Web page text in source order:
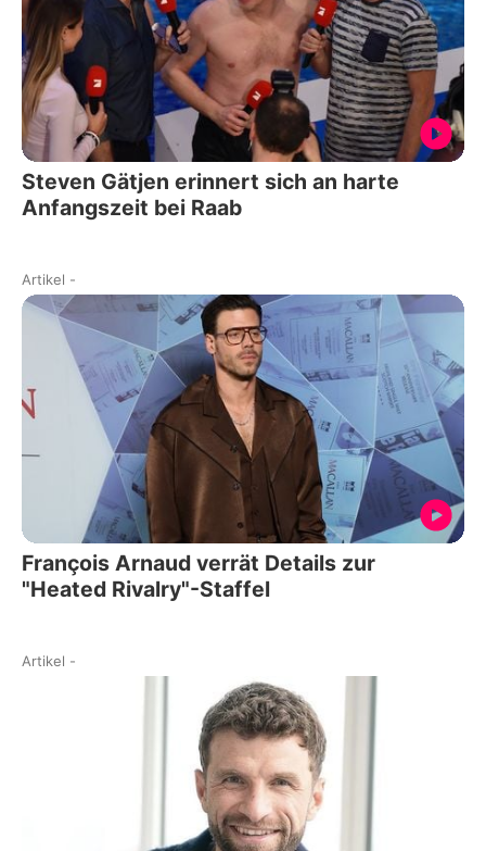
Steven Gätjen erinnert sich an harte
Anfangszeit bei Raab
Artikel -
François Arnaud verrät Details zur
"Heated Rivalry"-Staffel
Artikel -